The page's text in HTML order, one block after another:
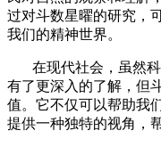
过对斗数星曜的研究，
我们的精神世界。
在现代社会，虽然科
有了更深入的了解，但
值。它不仅可以帮助我
提供一种独特的视角，